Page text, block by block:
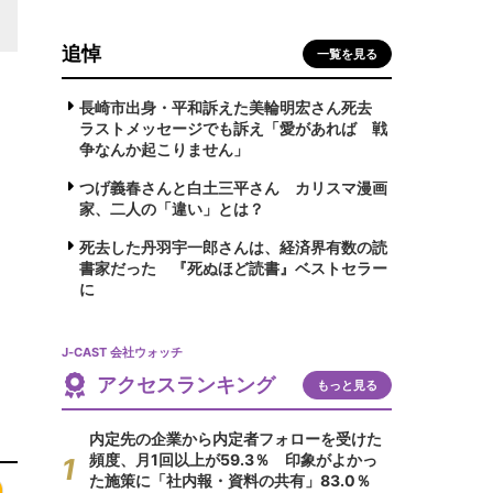
追悼 一覧を見る
長崎市出身・平和訴えた美輪明宏さん死去
ラストメッセージでも訴え「愛があれば 戦
争なんか起こりません」
つげ義春さんと白土三平さん カリスマ漫画
家、二人の「違い」とは？
死去した丹羽宇一郎さんは、経済界有数の読
書家だった 『死ぬほど読書』ベストセラー
に
J-CAST 会社ウォッチ
アクセスランキング もっと見る
内定先の企業から内定者フォローを受けた
頻度、月1回以上が59.3％ 印象がよかっ
た施策に「社内報・資料の共有」83.0％